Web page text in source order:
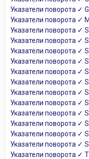
Указатели поворота ✓
Указатели поворота ✓
Указатели поворота ✓
Указатели поворота ✓
Указатели поворота ✓
Указатели поворота ✓
Указатели поворота ✓
Указатели поворота ✓
Указатели поворота ✓
Указатели поворота ✓
Указатели поворота ✓
Указатели поворота ✓
Указатели поворота ✓
Указатели поворота ✓
Указатели поворота ✓